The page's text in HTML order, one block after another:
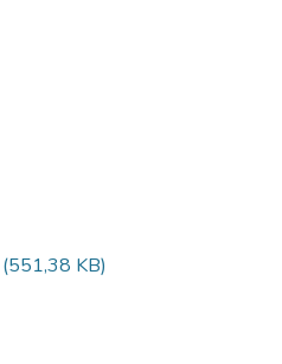
(551,38 KB)